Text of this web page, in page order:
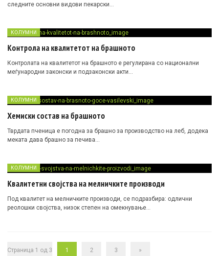
следните основни видови пекарски…
КОЛУМНИ
Контрола на квалитетот на брашното
Контролата на квалитетот на брашното е регулирана со национални
меѓународни законски и подзаконски акти…
КОЛУМНИ
Хемиски состав на брашното
Тврдата пченица е погодна за брашно за производство на леб, додека
меката дава брашно за печива…
КОЛУМНИ
Квалитетни својства на мелничките производи
Под квалитет на мелничките производи, се подразбира: одлични
реолошки својства, низок степен на омекнување…
Страница 1 од 3 1 2 3 »